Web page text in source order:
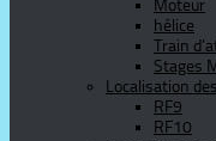
Moteur
hélice
Train
Stages
Localisation
RF9
RF10